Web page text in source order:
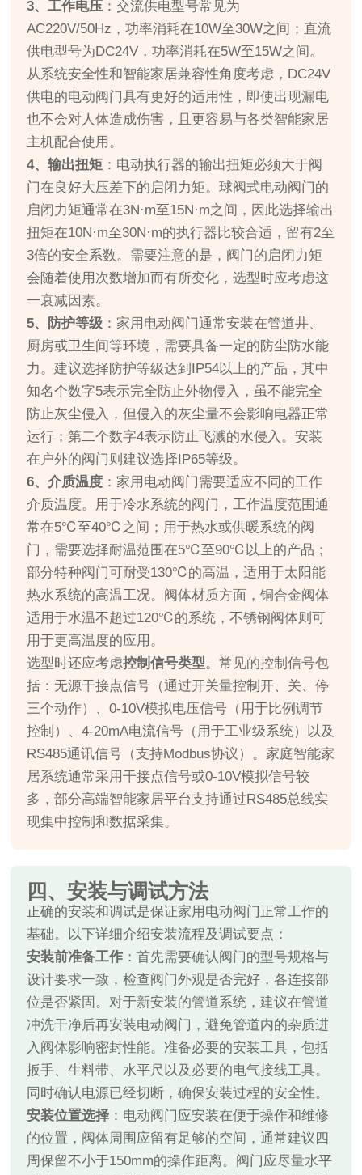
3、工作电压 ：交流供电型号常见为
AC220V/50Hz，功率消耗在10W至30W之间；直流
供电型号为DC24V，功率消耗在5W至15W之间。
从系统安全性和智能家居兼容性角度考虑，DC24V
供电的电动阀门具有更好的适用性，即使出现漏电
也不会对人体造成伤害，且更容易与各类智能家居
主机配合使用。
4、输出扭矩 ：电动执行器的输出扭矩必须大于阀
门在良好大压差下的启闭力矩。球阀式电动阀门的
启闭力矩通常在3N·m至15N·m之间，因此选择输出
扭矩在10N·m至30N·m的执行器比较合适，留有2至
3倍的安全系数。需要注意的是，阀门的启闭力矩
会随着使用次数增加而有所变化，选型时应考虑这
一衰减因素。
5、防护等级 ：家用电动阀门通常安装在管道井、
厨房或卫生间等环境，需要具备一定的防尘防水能
力。建议选择防护等级达到IP54以上的产品，其中
知名个数字5表示完全防止外物侵入，虽不能完全
防止灰尘侵入，但侵入的灰尘量不会影响电器正常
运行；第二个数字4表示防止飞溅的水侵入。安装
在户外的阀门则建议选择IP65等级。
6、介质温度 ：家用电动阀门需要适应不同的工作
介质温度。用于冷水系统的阀门，工作温度范围通
常在5℃至40℃之间；用于热水或供暖系统的阀
门，需要选择耐温范围在5℃至90℃以上的产品；
部分特种阀门可耐受130℃的高温，适用于太阳能
热水系统的高温工况。阀体材质方面，铜合金阀体
适用于水温不超过120℃的系统，不锈钢阀体则可
用于更高温度的应用。
选型时还应考虑控制信号类型。常见的控制信号包
括：无源干接点信号（通过开关量控制开、关、停
三个动作）、0-10V模拟电压信号（用于比例调节
控制）、4-20mA电流信号（用于工业级系统）以及
RS485通讯信号（支持Modbus协议）。家庭智能家
居系统通常采用干接点信号或0-10V模拟信号较
多，部分高端智能家居平台支持通过RS485总线实
现集中控制和数据采集。
四、安装与调试方法
正确的安装和调试是保证家用电动阀门正常工作的
基础。以下详细介绍安装流程及调试要点：
安装前准备工作 ：首先需要确认阀门的型号规格与
设计要求一致，检查阀门外观是否完好，各连接部
位是否紧固。对于新安装的管道系统，建议在管道
冲洗干净后再安装电动阀门，避免管道内的杂质进
入阀体影响密封性能。准备必要的安装工具，包括
扳手、生料带、水平尺以及必要的电气接线工具。
同时确认电源已经切断，确保安装过程的安全性。
安装位置选择 ：电动阀门应安装在便于操作和维修
的位置，阀体周围应留有足够的空间，通常建议四
周保留不小于150mm的操作距离。阀门应尽量水平